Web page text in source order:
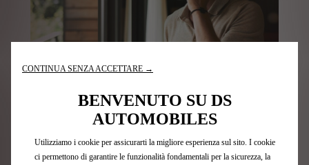
Offerte per professionisti
CONTINUA SENZA ACCETTARE →
BENVENUTO SU DS
AUTOMOBILES
Utilizziamo i cookie per assicurarti la migliore esperienza sul sito. I cookie
ci permettono di garantire le funzionalità fondamentali per la sicurezza, la